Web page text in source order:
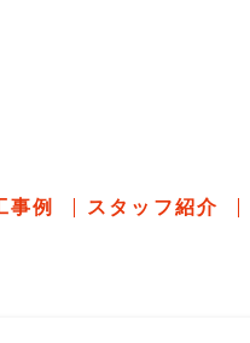
事例 スタッフ紹介